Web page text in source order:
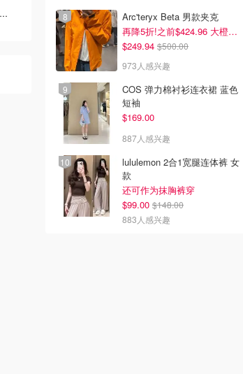
Arc'teryx Beta 男款夹克
再降5折!之前$424.96 大橙子好显白 蹲补
$249.94 $500.00
973人感兴趣
COS 弹力棉衬衫连衣裙 蓝色
短袖
$169.00
887人感兴趣
lululemon 2合1宽腿连体裤 女
款
还可作为抹胸裤穿
$99.00 $148.00
883人感兴趣